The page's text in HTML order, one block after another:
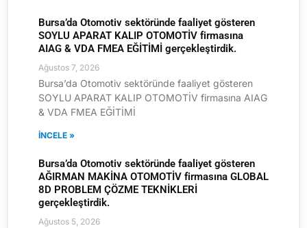
Bursa’da Otomotiv sektöründe faaliyet gösteren
SOYLU APARAT KALIP OTOMOTİV firmasına
AIAG & VDA FMEA EĞİTİMİ gerçekleştirdik.
Ağustos 7, 2026
Bursa’da Otomotiv sektöründe faaliyet gösteren
SOYLU APARAT KALIP OTOMOTİV firmasına AIAG
& VDA FMEA EĞİTİMİ
İNCELE »
Bursa’da Otomotiv sektöründe faaliyet gösteren
AĞIRMAN MAKİNA OTOMOTİV firmasına GLOBAL
8D PROBLEM ÇÖZME TEKNİKLERİ
gerçekleştirdik.
Ağustos 5, 2026